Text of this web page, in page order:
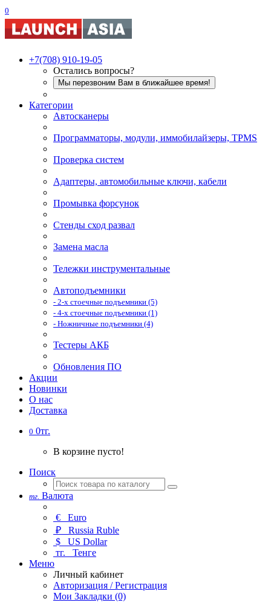
0
+7(708) 910-19-05
Остались вопросы?
Мы перезвоним Вам в ближайшее время!
Категории
Автосканеры
Программаторы, модули, иммобилайзеры, TPMS
Проверка систем
Адаптеры, автомобильные ключи, кабели
Промывка форсунок
Стенды сход развал
Замена масла
Тележки инструментальные
Автоподъемники
- 2-х стоечные подъемники (5)
- 4-х стоечные подъемники (1)
- Ножничные подъемники (4)
Тестеры АКБ
Обновления ПО
Акции
Новинки
О нас
Доставка
0 0тг.
В корзине пусто!
Поиск
тг. Валюта
€ Euro
₽ Russia Ruble
$ US Dollar
тг. Тенге
Меню
Личный кабинет
Авторизация / Регистрация
Мои Закладки (0)